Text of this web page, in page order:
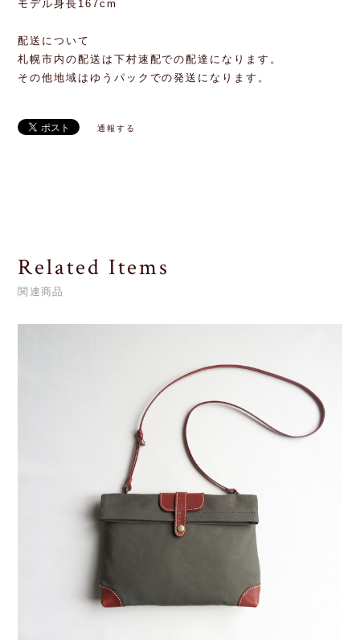
モデル身長167cm
配送について
札幌市内の配送は下村速配での配達になります。
その他地域はゆうパックでの発送になります。
通報する
Related Items
関連商品